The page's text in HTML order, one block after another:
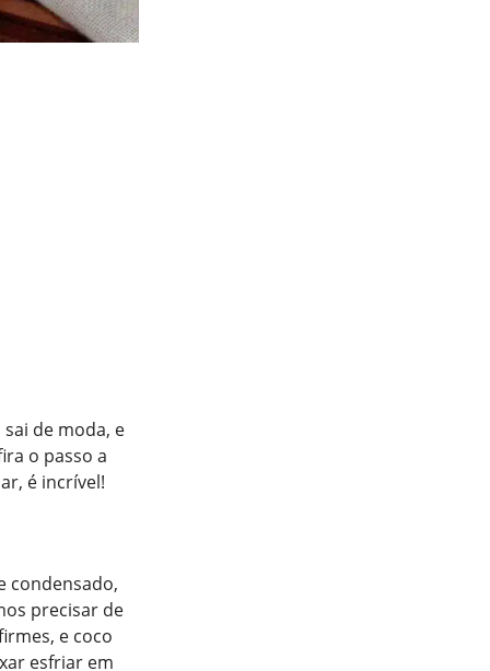
de moda, e
o passo a
é incrível!
condensado,
precisar de
e coco
esfriar em